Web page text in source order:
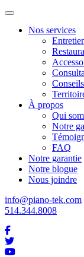
Nos services
Conseils
À propos
Qui
Notre
FAQ
Notre garantie
Notre blogue
Nous joindre
info@piano-tek.com
514.344.8008